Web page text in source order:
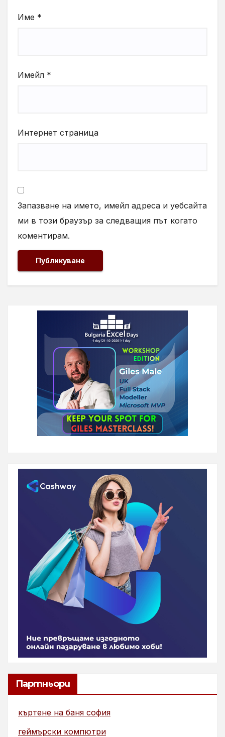
Име *
Имейл *
Интернет страница
Запазване на името, имейл адреса и уебсайта
ми в този браузър за следващия път когато
коментирам.
Партньори
къртене на баня софия
геймърски компютри